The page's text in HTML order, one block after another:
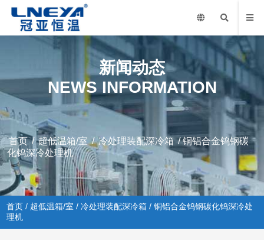
新闻动态
NEWS INFORMATION
首页/超低温箱/室/冷处理装配深冷箱 / 铜铝合金钨钢碳
化钨深冷处理机
首页 / 超低温箱/室 /冷处理装配深冷箱 / 铜铝合金钨钢碳化钨深冷处
理机